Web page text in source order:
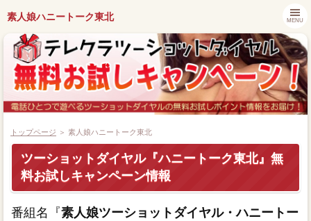
素人娘ハニートーク東北 MENU
都道府県別キャンペーン情報
ツーショットダイヤル番組紹介
トップページ ＞ 素人娘ハニートーク東北
ツーショットダイヤル『ハニートーク東北』無
料お試しキャンペーン情報
番組名『素人娘ツーショットダイヤル・ハニートー